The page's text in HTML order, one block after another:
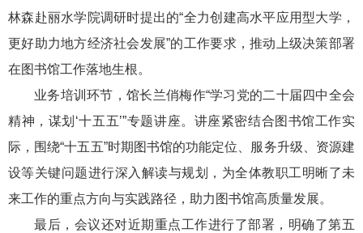
林森赴丽水学院调研时提出的“全力创建高水平应用型大学，
更好助力地方经济社会发展”的工作要求，推动上级决策部署
在图书馆工作落地生根。
业务培训环节，馆长兰俏梅作“学习党的二十届四中全会
精神，谋划‘十五五’”专题讲座。讲座紧密结合图书馆工作实
际，围绕“十五五”时期图书馆的功能定位、服务升级、资源建
设等关键问题进行深入解读与规划，为全体教职工明晰了未
来工作的重点方向与实践路径，助力图书馆高质量发展。
最后，会议还对近期重点工作进行了部署，明确了第五